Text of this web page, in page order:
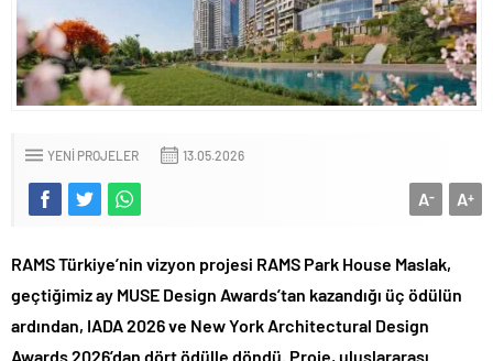
YENI PROJELER 13.05.2026
A+
A-
RAMS Türkiye’nin vizyon projesi RAMS Park House Maslak,
geçtiğimiz ay MUSE Design Awards’tan kazandığı üç ödülün
ardından, IADA 2026 ve New York Architectural Design
Awards 2026’dan dört ödülle döndü. Proje, uluslararası